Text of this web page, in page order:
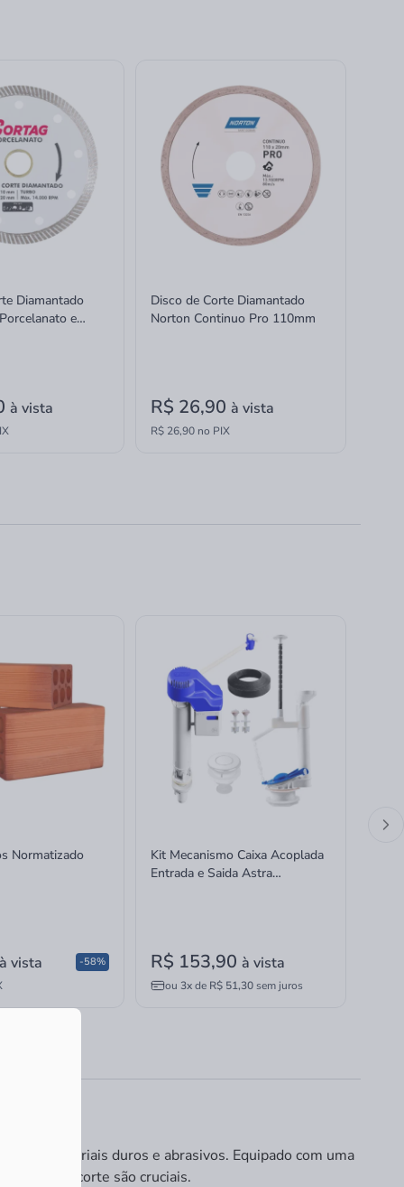
Diamantado
e
à vista
Disco de Corte Diamantado
Norton Continuo Pro 110mm
R$ 26,90à vista
R$ 26,90 no PIX
Normatizado
vista -58%
Kit Mecanismo Caixa Acoplada
Entrada e Saida Astra
R$ 153,90à vista
ou 3xde R$ 51,30sem juros
em materiais duros e abrasivos. Equipado com uma
do corte são cruciais.